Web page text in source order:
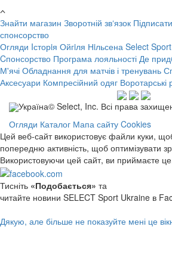
Знайти магазин Зворотній зв‘язок
спонсорство
Огляди Iсторiя Ойгiля Нiльсена Select
Cпонсорство Програма лояльності Де
М'ячі Обладнання для матчів і тренувань
Аксесуари Компресійний одяг Воротарські
Україна© Select, Inc. Всі права
Огляди Каталог Мапа сайту Cookies
Цей веб-сайт використовує файли куки,
попередню активність, щоб оптимізувати
Використовуючи цей сайт, ви приймаєте
Тисніть «Подобається» та
читайте новини SELECT Sport Ukraine в
Дякую, але більше не показуйте мені це